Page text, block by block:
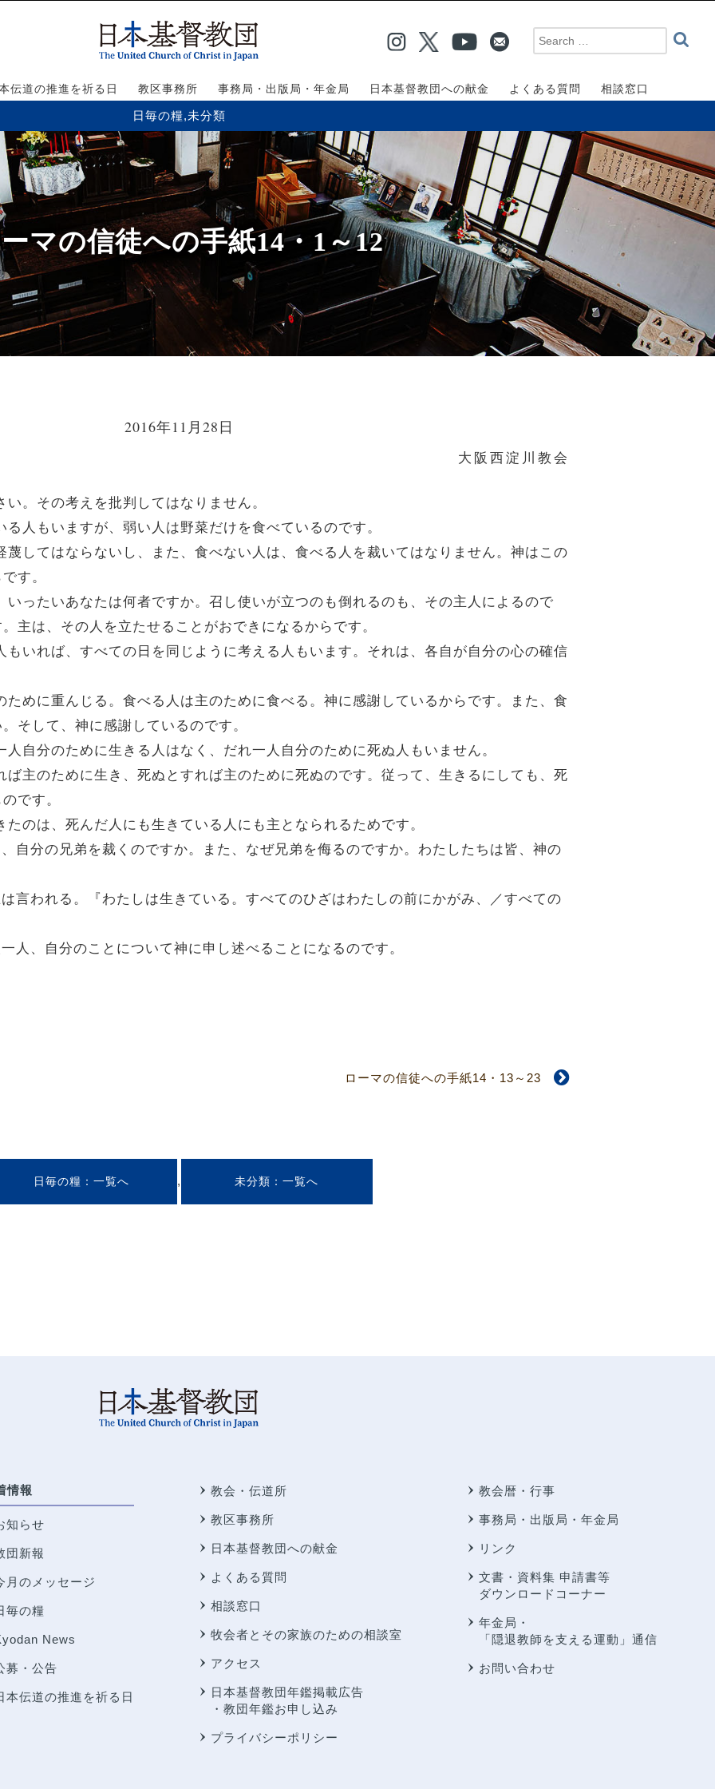
伝道の推進を祈る日 教区事務所 事務局・出版局・年金局 日本基督教団への献金 よくある質問 相談窓口
日毎の糧,未分類
マの信徒への手紙14・1～12
2016年11月28日
大阪西淀川教会
。その考えを批判してはなりません。
人もいますが、弱い人は野菜だけを食べているのです。
してはならないし、また、食べない人は、食べる人を裁いてはなりません。神はこの
す。
ったいあなたは何者ですか。召し使いが立つのも倒れるのも、その主人によるので
主は、その人を立たせることがおできになるからです。
いれば、すべての日を同じように考える人もいます。それは、各自が自分の心の確信
めに重んじる。食べる人は主のために食べる。神に感謝しているからです。また、食
そして、神に感謝しているのです。
自分のために生きる人はなく、だれ一人自分のために死ぬ人もいません。
主のために生き、死ぬとすれば主のために死ぬのです。従って、生きるにしても、死
です。
のは、死んだ人にも生きている人にも主となられるためです。
自分の兄弟を裁くのですか。また、なぜ兄弟を侮るのですか。わたしたちは皆、神の
言われる。『わたしは生きている。すべてのひざはわたしの前にかがみ、／すべての
人、自分のことについて神に申し述べることになるのです。
ローマの信徒への手紙14・13～23
日毎の糧 , 未分類
情報
知らせ
団新報
月のメッセージ
毎の糧
News
募・公告
本伝道の推進を祈る日
教会・伝道所
教区事務所
日本基督教団への献金
よくある質問
相談窓口
牧会者とその家族のための相談室
アクセス
日本基督教団年鑑掲載広告
・教団年鑑お申し込み
プライバシーポリシー
教会暦・行事
事務局・出版局・年金局
リンク
文書・資料集 申請書等
ダウンロードコーナー
年金局・
「隠退教師を支える運動」通信
お問い合わせ